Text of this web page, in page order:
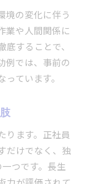
境の変化に伴う
業や人間関係に
することで、
例では、事前の
ています。
ります。正社員
だけでなく、独
つです。長生